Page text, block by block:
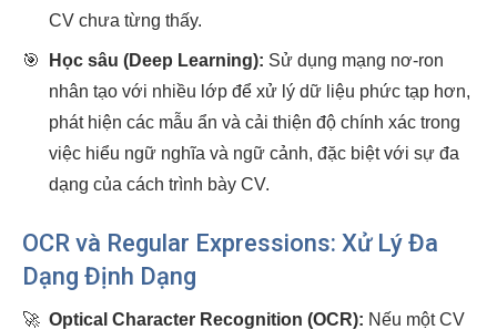
CV chưa từng thấy.
🎯 Học sâu (Deep Learning): Sử dụng mạng nơ-ron
nhân tạo với nhiều lớp để xử lý dữ liệu phức tạp hơn,
phát hiện các mẫu ẩn và cải thiện độ chính xác trong
việc hiểu ngữ nghĩa và ngữ cảnh, đặc biệt với sự đa
dạng của cách trình bày CV.
OCR và Regular Expressions: Xử Lý Đa
Dạng Định Dạng
🚀 Optical Character Recognition (OCR): Nếu một CV